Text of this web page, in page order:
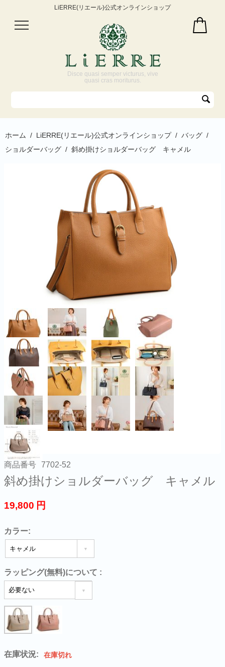
LiERRE(リエール)公式オンラインショップ
Disce quasi semper victurus, vive
quasi cras moriturus.
ホーム / LiERRE(リエール)公式オンラインショップ / バッグ /
ショルダーバッグ / 斜め掛けショルダーバッグ キャメル
商品番号 7702-52
斜め掛けショルダーバッグ キャメル
19,800 円
カラー:
ラッピング(無料)について :
在庫状況: 在庫切れ